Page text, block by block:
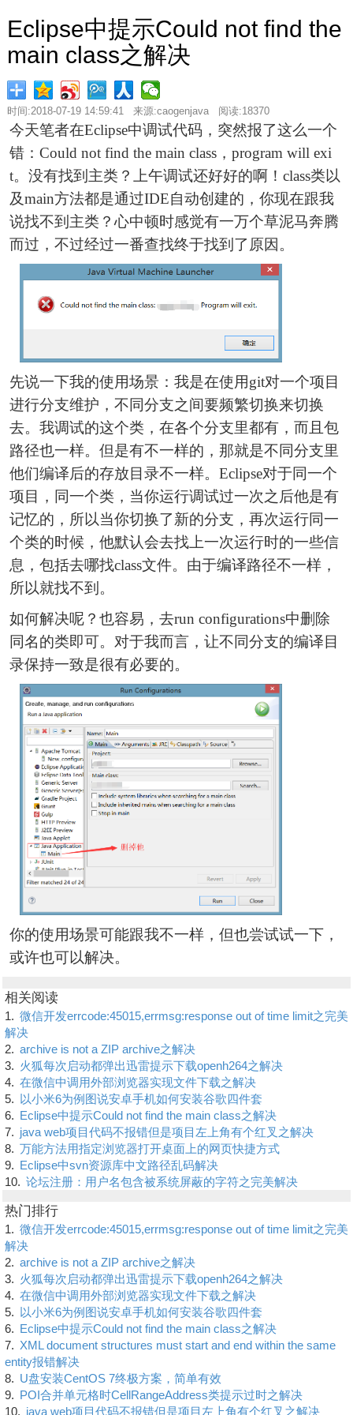
Eclipse中提示Could not find the
main class之解决
时间:2018-07-19 14:59:41 来源:caogenjava 阅读:18370
今天笔者在Eclipse中调试代码，突然报了这么一个
错：Could not find the main class，program will exi
t。没有找到主类？上午调试还好好的啊！class类以
及main方法都是通过IDE自动创建的，你现在跟我
说找不到主类？心中顿时感觉有一万个草泥马奔腾
而过，不过经过一番查找终于找到了原因。
先说一下我的使用场景：我是在使用git对一个项目
进行分支维护，不同分支之间要频繁切换来切换
去。我调试的这个类，在各个分支里都有，而且包
路径也一样。但是有不一样的，那就是不同分支里
他们编译后的存放目录不一样。Eclipse对于同一个
项目，同一个类，当你运行调试过一次之后他是有
记忆的，所以当你切换了新的分支，再次运行同一
个类的时候，他默认会去找上一次运行时的一些信
息，包括去哪找class文件。由于编译路径不一样，
所以就找不到。
如何解决呢？也容易，去run configurations中删除
同名的类即可。对于我而言，让不同分支的编译目
录保持一致是很有必要的。
你的使用场景可能跟我不一样，但也尝试试一下，
或许也可以解决。
相关阅读
1. 微信开发errcode:45015,errmsg:response out of time limit之完美
解决
2. archive is not a ZIP archive之解决
3. 火狐每次启动都弹出迅雷提示下载openh264之解决
4. 在微信中调用外部浏览器实现文件下载之解决
5. 以小米6为例图说安卓手机如何安装谷歌四件套
6. Eclipse中提示Could not find the main class之解决
7. java web项目代码不报错但是项目左上角有个红叉之解决
8. 万能方法用指定浏览器打开桌面上的网页快捷方式
9. Eclipse中svn资源库中文路径乱码解决
10. 论坛注册：用户名包含被系统屏蔽的字符之完美解决
热门排行
1. 微信开发errcode:45015,errmsg:response out of time limit之完美
解决
2. archive is not a ZIP archive之解决
3. 火狐每次启动都弹出迅雷提示下载openh264之解决
4. 在微信中调用外部浏览器实现文件下载之解决
5. 以小米6为例图说安卓手机如何安装谷歌四件套
6. Eclipse中提示Could not find the main class之解决
7. XML document structures must start and end within the same
entity报错解决
8. U盘安装CentOS 7终极方案，简单有效
9. POI合并单元格时CellRangeAddress类提示过时之解决
10. java web项目代码不报错但是项目左上角有个红叉之解决